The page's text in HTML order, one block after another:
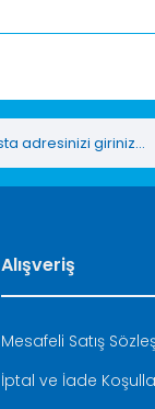
Alışveriş
Mesafeli Satış
İptal ve İade